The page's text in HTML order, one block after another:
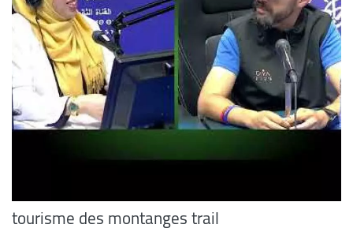
tourisme des montanges trail